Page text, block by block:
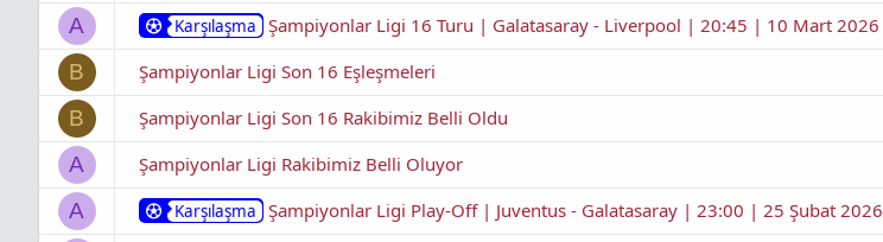
A Karşılaşma Şampiyonlar Ligi 16 Turu | Galatasaray - Liverpool | 20:45 | 10 Mart 2026
B Şampiyonlar Ligi Son 16 Eşleşmeleri
B Şampiyonlar Ligi Son 16 Rakibimiz Belli Oldu
A Şampiyonlar Ligi Rakibimiz Belli Oluyor
A Karşılaşma Şampiyonlar Ligi Play-Off | Juventus - Galatasaray | 23:00 | 25 Şubat 2026